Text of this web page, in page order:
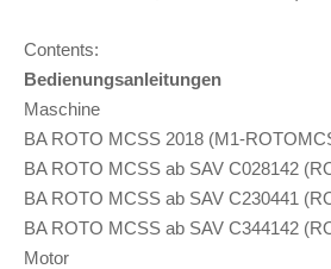
Contents:
Bedienungsanleitungen
Maschine
BA ROTO MCSS 2018 (M1-
BA ROTO MCSS ab SAV C028142
BA ROTO MCSS ab SAV C230441
BA ROTO MCSS ab SAV C344142
Motor